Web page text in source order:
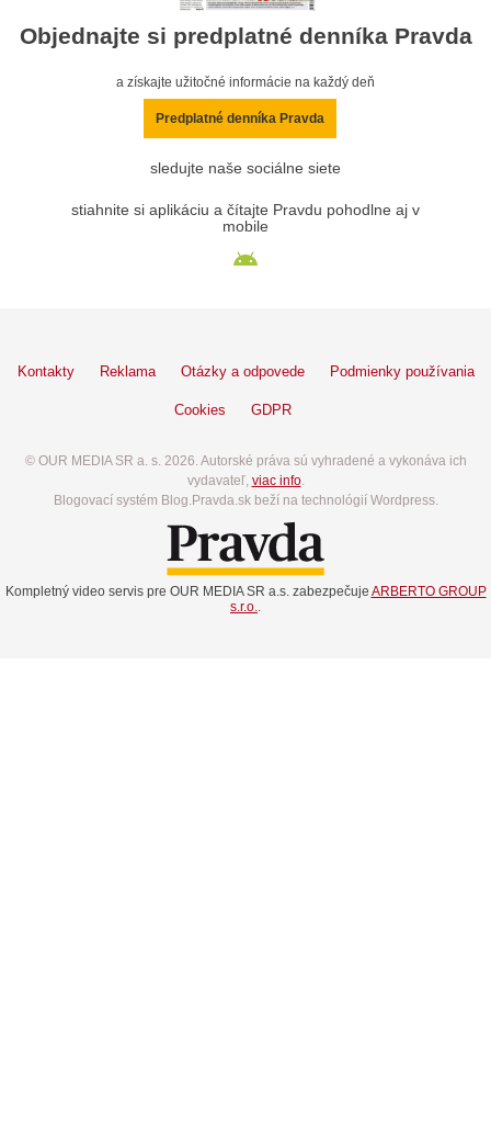
Objednajte si predplatné denníka Pravda
a získajte užitočné informácie na každý deň
Predplatné denníka Pravda
sledujte naše sociálne siete
stiahnite si aplikáciu a čítajte Pravdu pohodlne aj v
mobile
Kontakty Reklama Otázky a odpovede Podmienky používania
Cookies GDPR
© OUR MEDIA SR a. s. 2026. Autorské práva sú vyhradené a vykonáva ich
vydavateľ, viac info.
Blogovací systém Blog.Pravda.sk beží na technológií Wordpress.
Kompletný video servis pre OUR MEDIA SR a.s. zabezpečuje ARBERTO GROUP
s.r.o.